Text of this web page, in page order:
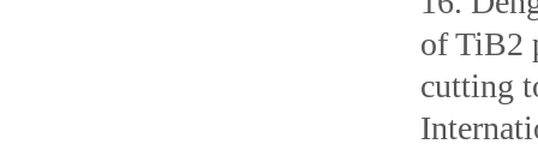
of TiB2
cutting